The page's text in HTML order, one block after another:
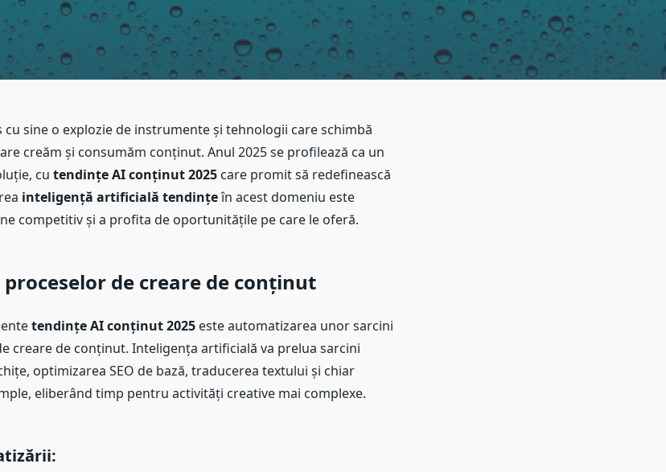
cu sine o explozie de instrumente și tehnologii care schimbă
creăm și consumăm conținut. Anul 2025 se profilează ca un
cu tendințe AI conținut 2025care promit să redefinească
inteligență artificială tendințeîn acest domeniu este
competitiv și a profita de oportunitățile pe care le oferă.
de creare de conținut
tendințe AI conținut 2025este automatizarea unor sarcini
creare de conținut. Inteligența artificială va prelua sarcini
optimizarea SEO de bază, traducerea textului și chiar
eliberând timp pentru activități creative mai complexe.